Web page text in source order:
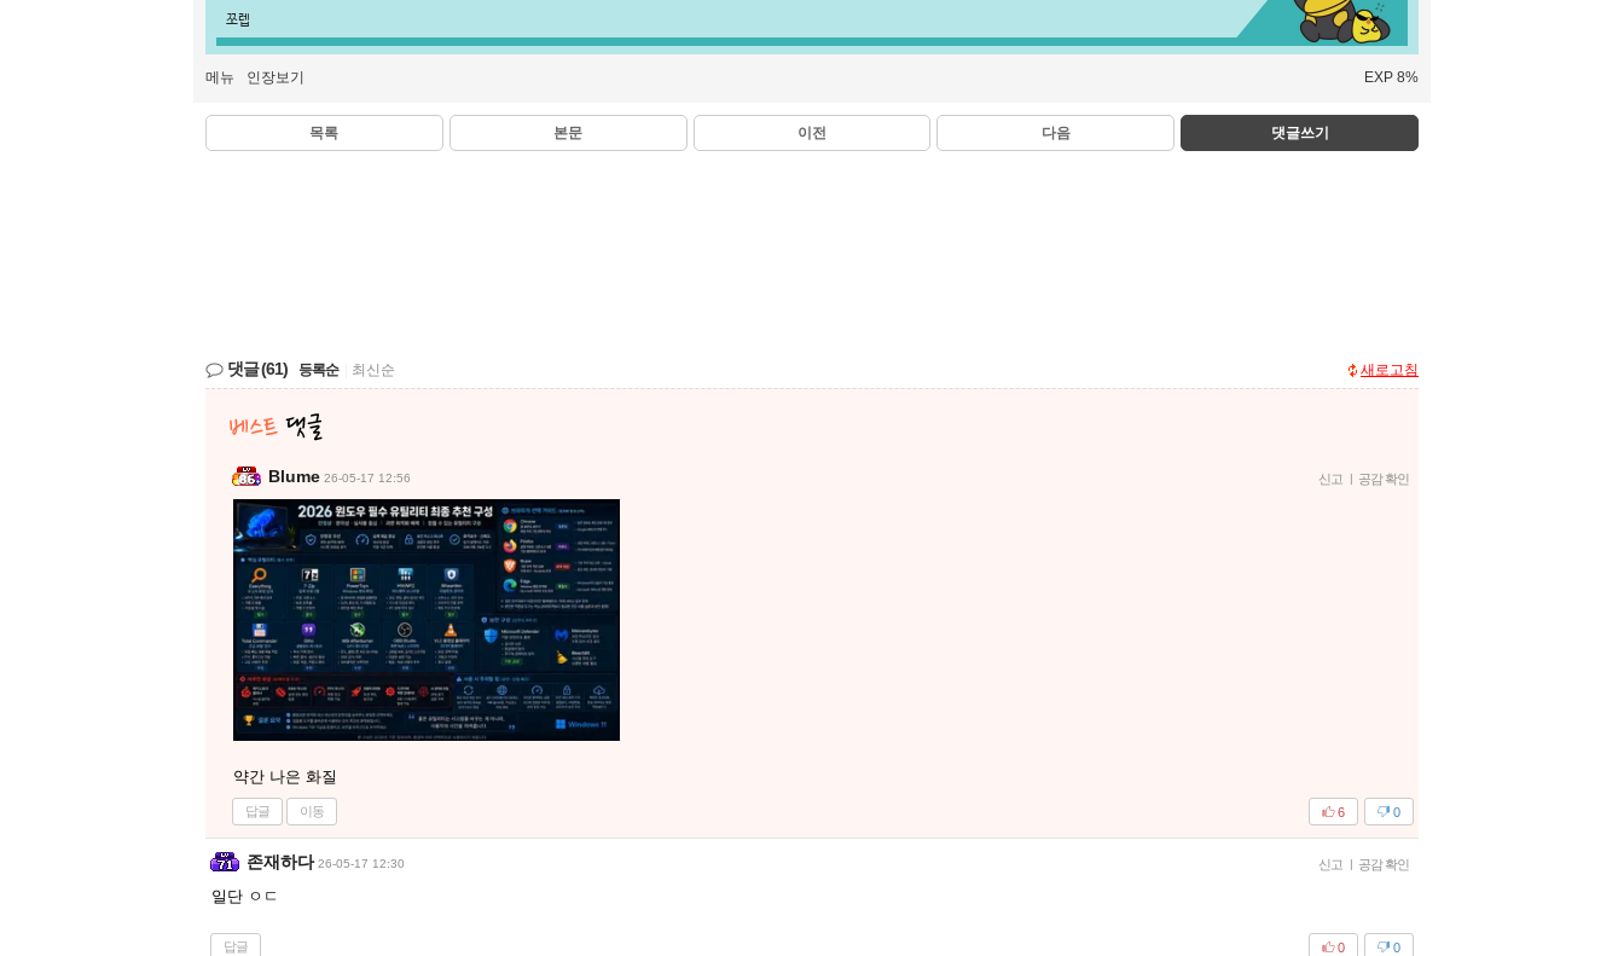
쪼렙
메뉴 인장보기 EXP 8%
목록 본문 이전 다음 댓글쓰기
댓글(61) 등록순 최신순 새로고침
Blume 26-05-17 12:56 신고 | 공감 확인
약간 나은 화질
답글 이동 0
6
존재하다 26-05-17 12:30 신고 | 공감 확인
일단 ㅇㄷ
답글 0
0